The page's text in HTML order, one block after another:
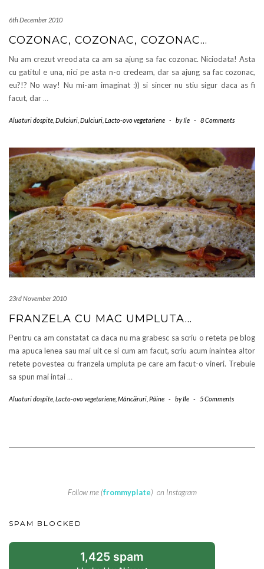
6th December 2010
COZONAC, COZONAC, COZONAC…
Nu am crezut vreodata ca am sa ajung sa fac cozonac. Niciodata! Asta
cu gatitul e una, nici pe asta n-o credeam, dar sa ajung sa fac cozonac,
eu?!? No way! Nu mi-am imaginat :)) si sincer nu stiu sigur daca as fi
facut, dar …
Aluaturi dospite Dulciuri Dulciuri Lacto-ovo vegetariene - byIle - 8 Comments
23rd November 2010
FRANZELA CU MAC UMPLUTA…
Pentru ca am constatat ca daca nu ma grabesc sa scriu o reteta pe blog
ma apuca lenea sau mai uit ce si cum am facut, scriu acum inaintea altor
retete povestea cu franzela umpluta pe care am facut-o vineri. Trebuie
sa spun mai intai …
Aluaturi dospite Lacto-ovo vegetariene Mâncăruri Pâine - byIle - 5 Comments
Follow me (frommyplate) on Instagram
SPAM BLOCKED
1,425 spam